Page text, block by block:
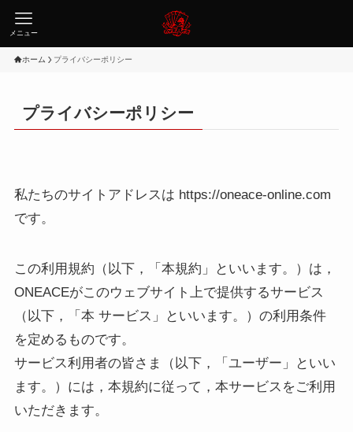
メニュー
ホーム プライバシーポリシー
プライバシーポリシー
私たちのサイトアドレスは https://oneace-online.com
です。
この利用規約（以下，「本規約」といいます。）は，
ONEACEがこのウェブサイト上で提供するサービス
（以下，「本 サービス」といいます。）の利用条件
を定めるものです。
サービス利用者の皆さま（以下，「ユーザー」といい
ます。）には，本規約に従って，本サービスをご利用
いただきます。